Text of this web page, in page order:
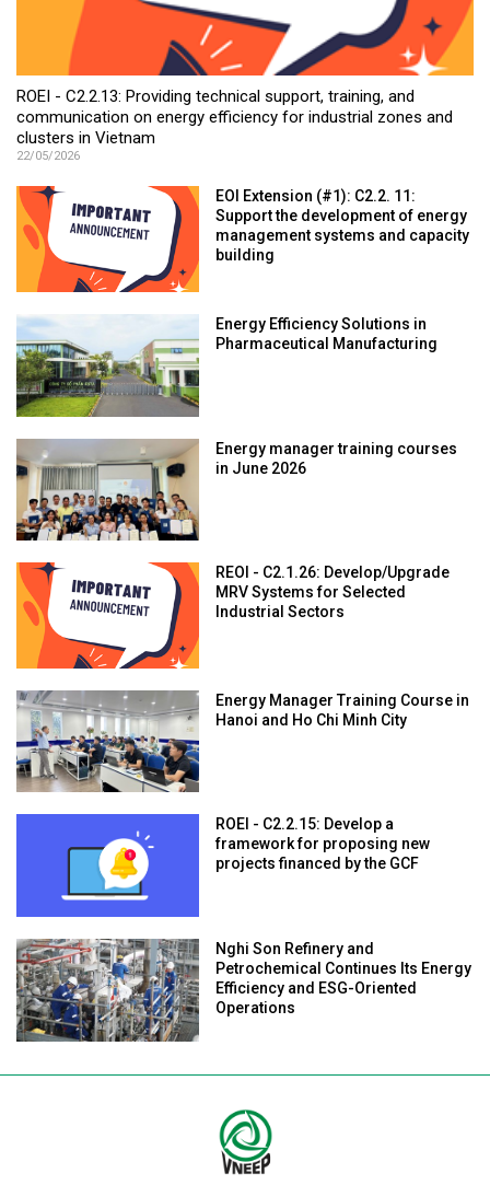
ROEI - C2.2.13: Providing technical support, training, and
communication on energy efficiency for industrial zones and
clusters in Vietnam
22/05/2026
EOI Extension (#1): C2.2. 11:
Support the development of energy
management systems and capacity
building
Energy Efficiency Solutions in
Pharmaceutical Manufacturing
Energy manager training courses
in June 2026
REOI - C2.1.26: Develop/Upgrade
MRV Systems for Selected
Industrial Sectors
Energy Manager Training Course in
Hanoi and Ho Chi Minh City
ROEI - C2.2.15: Develop a
framework for proposing new
projects financed by the GCF
Nghi Son Refinery and
Petrochemical Continues Its Energy
Efficiency and ESG-Oriented
Operations